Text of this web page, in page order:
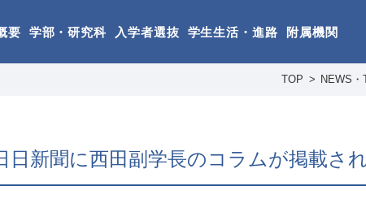
要 学部・研究科 入学者選抜 学生生活・進路 附属機関
TOP NEWS・
日新聞に西田副学長のコラムが掲載さ